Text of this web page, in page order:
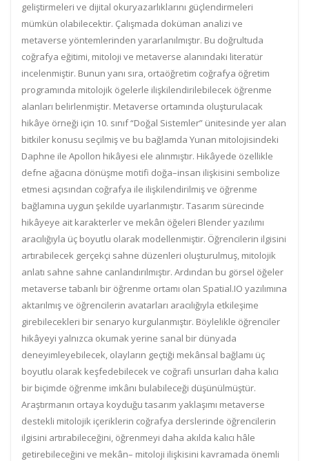
geliştirmeleri ve dijital okuryazarlıklarını güçlendirmeleri
mümkün olabilecektir. Çalışmada doküman analizi ve
metaverse yöntemlerinden yararlanılmıştır. Bu doğrultuda
coğrafya eğitimi, mitoloji ve metaverse alanındaki literatür
incelenmiştir. Bunun yanı sıra, ortaöğretim coğrafya öğretim
programında mitolojik ögelerle ilişkilendirilebilecek öğrenme
alanları belirlenmiştir. Metaverse ortamında oluşturulacak
hikâye örneği için 10. sınıf “Doğal Sistemler” ünitesinde yer alan
bitkiler konusu seçilmiş ve bu bağlamda Yunan mitolojisindeki
Daphne ile Apollon hikâyesi ele alınmıştır. Hikâyede özellikle
defne ağacına dönüşme motifi doğa–insan ilişkisini sembolize
etmesi açısından coğrafya ile ilişkilendirilmiş ve öğrenme
bağlamına uygun şekilde uyarlanmıştır. Tasarım sürecinde
hikâyeye ait karakterler ve mekân öğeleri Blender yazılımı
aracılığıyla üç boyutlu olarak modellenmiştir. Öğrencilerin ilgisini
artırabilecek gerçekçi sahne düzenleri oluşturulmuş, mitolojik
anlatı sahne sahne canlandırılmıştır. Ardından bu görsel öğeler
metaverse tabanlı bir öğrenme ortamı olan Spatial.IO yazılımına
aktarılmış ve öğrencilerin avatarları aracılığıyla etkileşime
girebilecekleri bir senaryo kurgulanmıştır. Böylelikle öğrenciler
hikâyeyi yalnızca okumak yerine sanal bir dünyada
deneyimleyebilecek, olayların geçtiği mekânsal bağlamı üç
boyutlu olarak keşfedebilecek ve coğrafi unsurları daha kalıcı
bir biçimde öğrenme imkânı bulabileceği düşünülmüştür.
Araştırmanın ortaya koyduğu tasarım yaklaşımı metaverse
destekli mitolojik içeriklerin coğrafya derslerinde öğrencilerin
ilgisini artırabileceğini, öğrenmeyi daha akılda kalıcı hâle
getirebileceğini ve mekân– mitoloji ilişkisini kavramada önemli